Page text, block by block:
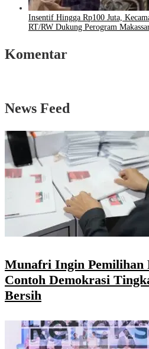
Insentif Hingga Rp100 Juta,
RT/RW Dukung Perogram
Komentar
News Feed
Munafri Ingin Pemilihan
Contoh Demokrasi
Bersih